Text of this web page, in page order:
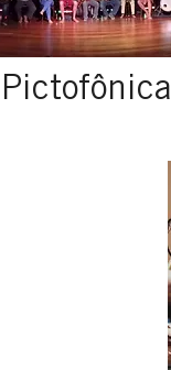
Pictofônica